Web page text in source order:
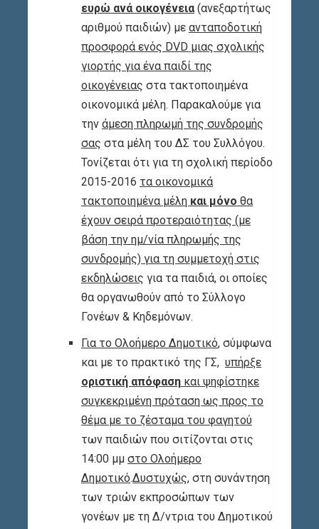
ευρώ ανά οικογένεια(ανεξαρτήτως
αριθμού παιδιών) με ανταποδοτική
προσφορά ενός DVD μιας σχολικής
γιορτής για ένα παιδί της
οικογένειας στα τακτοποιημένα
οικονομικά μέλη. Παρακαλούμε για
την άμεση πληρωμή της συνδρομής
σας στα μέλη του ΔΣ του Συλλόγου.
Τονίζεται ότι για τη σχολική περίοδο
2015-2016 τα οικονομικά
τακτοποιημένα μέλη και μόνο θα
έχουν σειρά προτεραιότητας (με
βάση την ημ/νία πληρωμής της
συνδρομής) για τη συμμετοχή στις
εκδηλώσεις για τα παιδιά, οι οποίες
θα οργανωθούν από το Σύλλογο
Γονέων & Κηδεμόνων.
Για το Ολοήμερο Δημοτικό, σύμφωνα
και με το πρακτικό της ΓΣ, υπήρξε
οριστική απόφαση και ψηφίστηκε
συγκεκριμένη πρόταση ως προς το
θέμα με το ζέσταμα του φαγητού
των παιδιών που σιτίζονται στις
14:00 μμ στο Ολοήμερο
Δημοτικό.Δυστυχώς, στη συνάντηση
των τριών εκπροσώπων των
γονέων με τη Δ/ντρια του Δημοτικού